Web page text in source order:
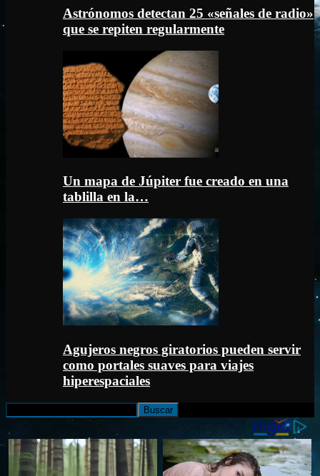
Astrónomos detectan 25 «señales de radio»
que se repiten regularmente
Un mapa de Júpiter fue creado en una
tablilla en la…
Agujeros negros giratorios pueden servir
como portales suaves para viajes
hiperespaciales